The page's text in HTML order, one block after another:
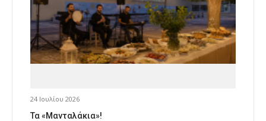
24 Ιουλίου 2026
Τα «Μανταλάκια»!